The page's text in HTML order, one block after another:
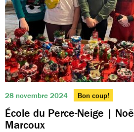
28 novembre 2024 Bon coup!
École du Perce-Neige |
Marcoux